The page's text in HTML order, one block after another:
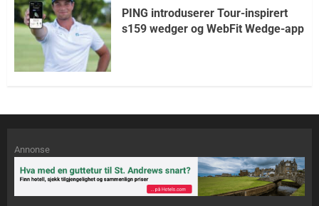
PING introduserer Tour-inspirert
s159 wedger og WebFit Wedge-app
Annonse